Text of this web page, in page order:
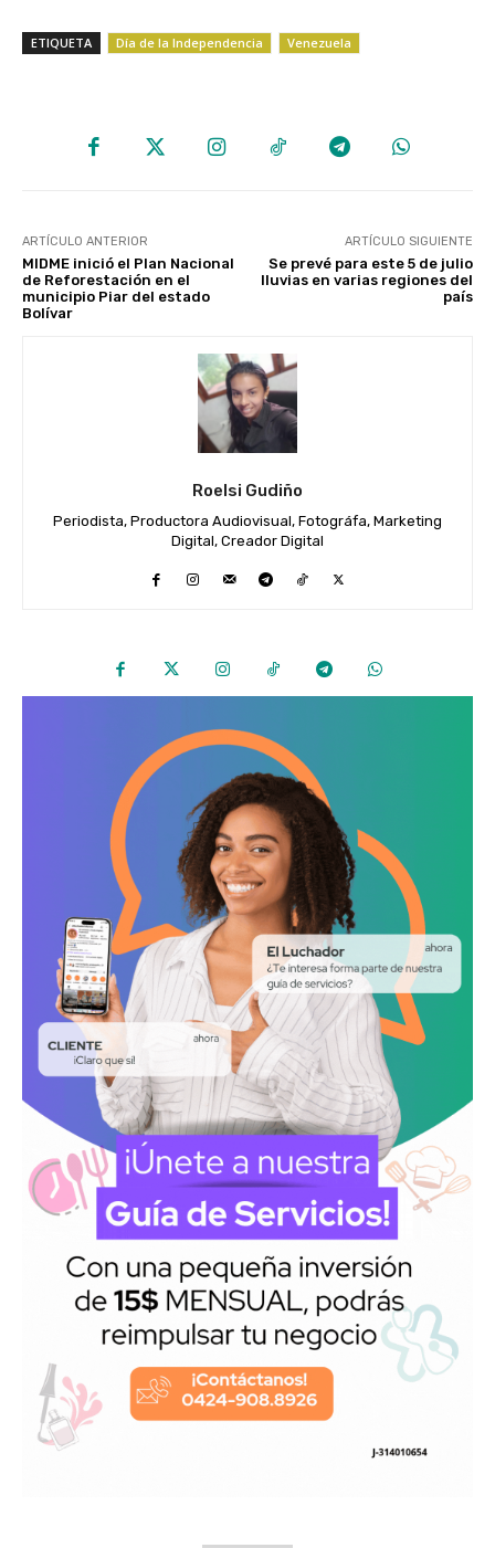
ETIQUETA Día de la Independencia Venezuela
ARTÍCULO ANTERIOR
MIDME inició el Plan Nacional
de Reforestación en el
municipio Piar del estado
Bolívar
ARTÍCULO SIGUIENTE
Se prevé para este 5 de julio
lluvias en varias regiones del
país
Roelsi Gudiño
Periodista, Productora Audiovisual, Fotográfa, Marketing
Digital, Creador Digital